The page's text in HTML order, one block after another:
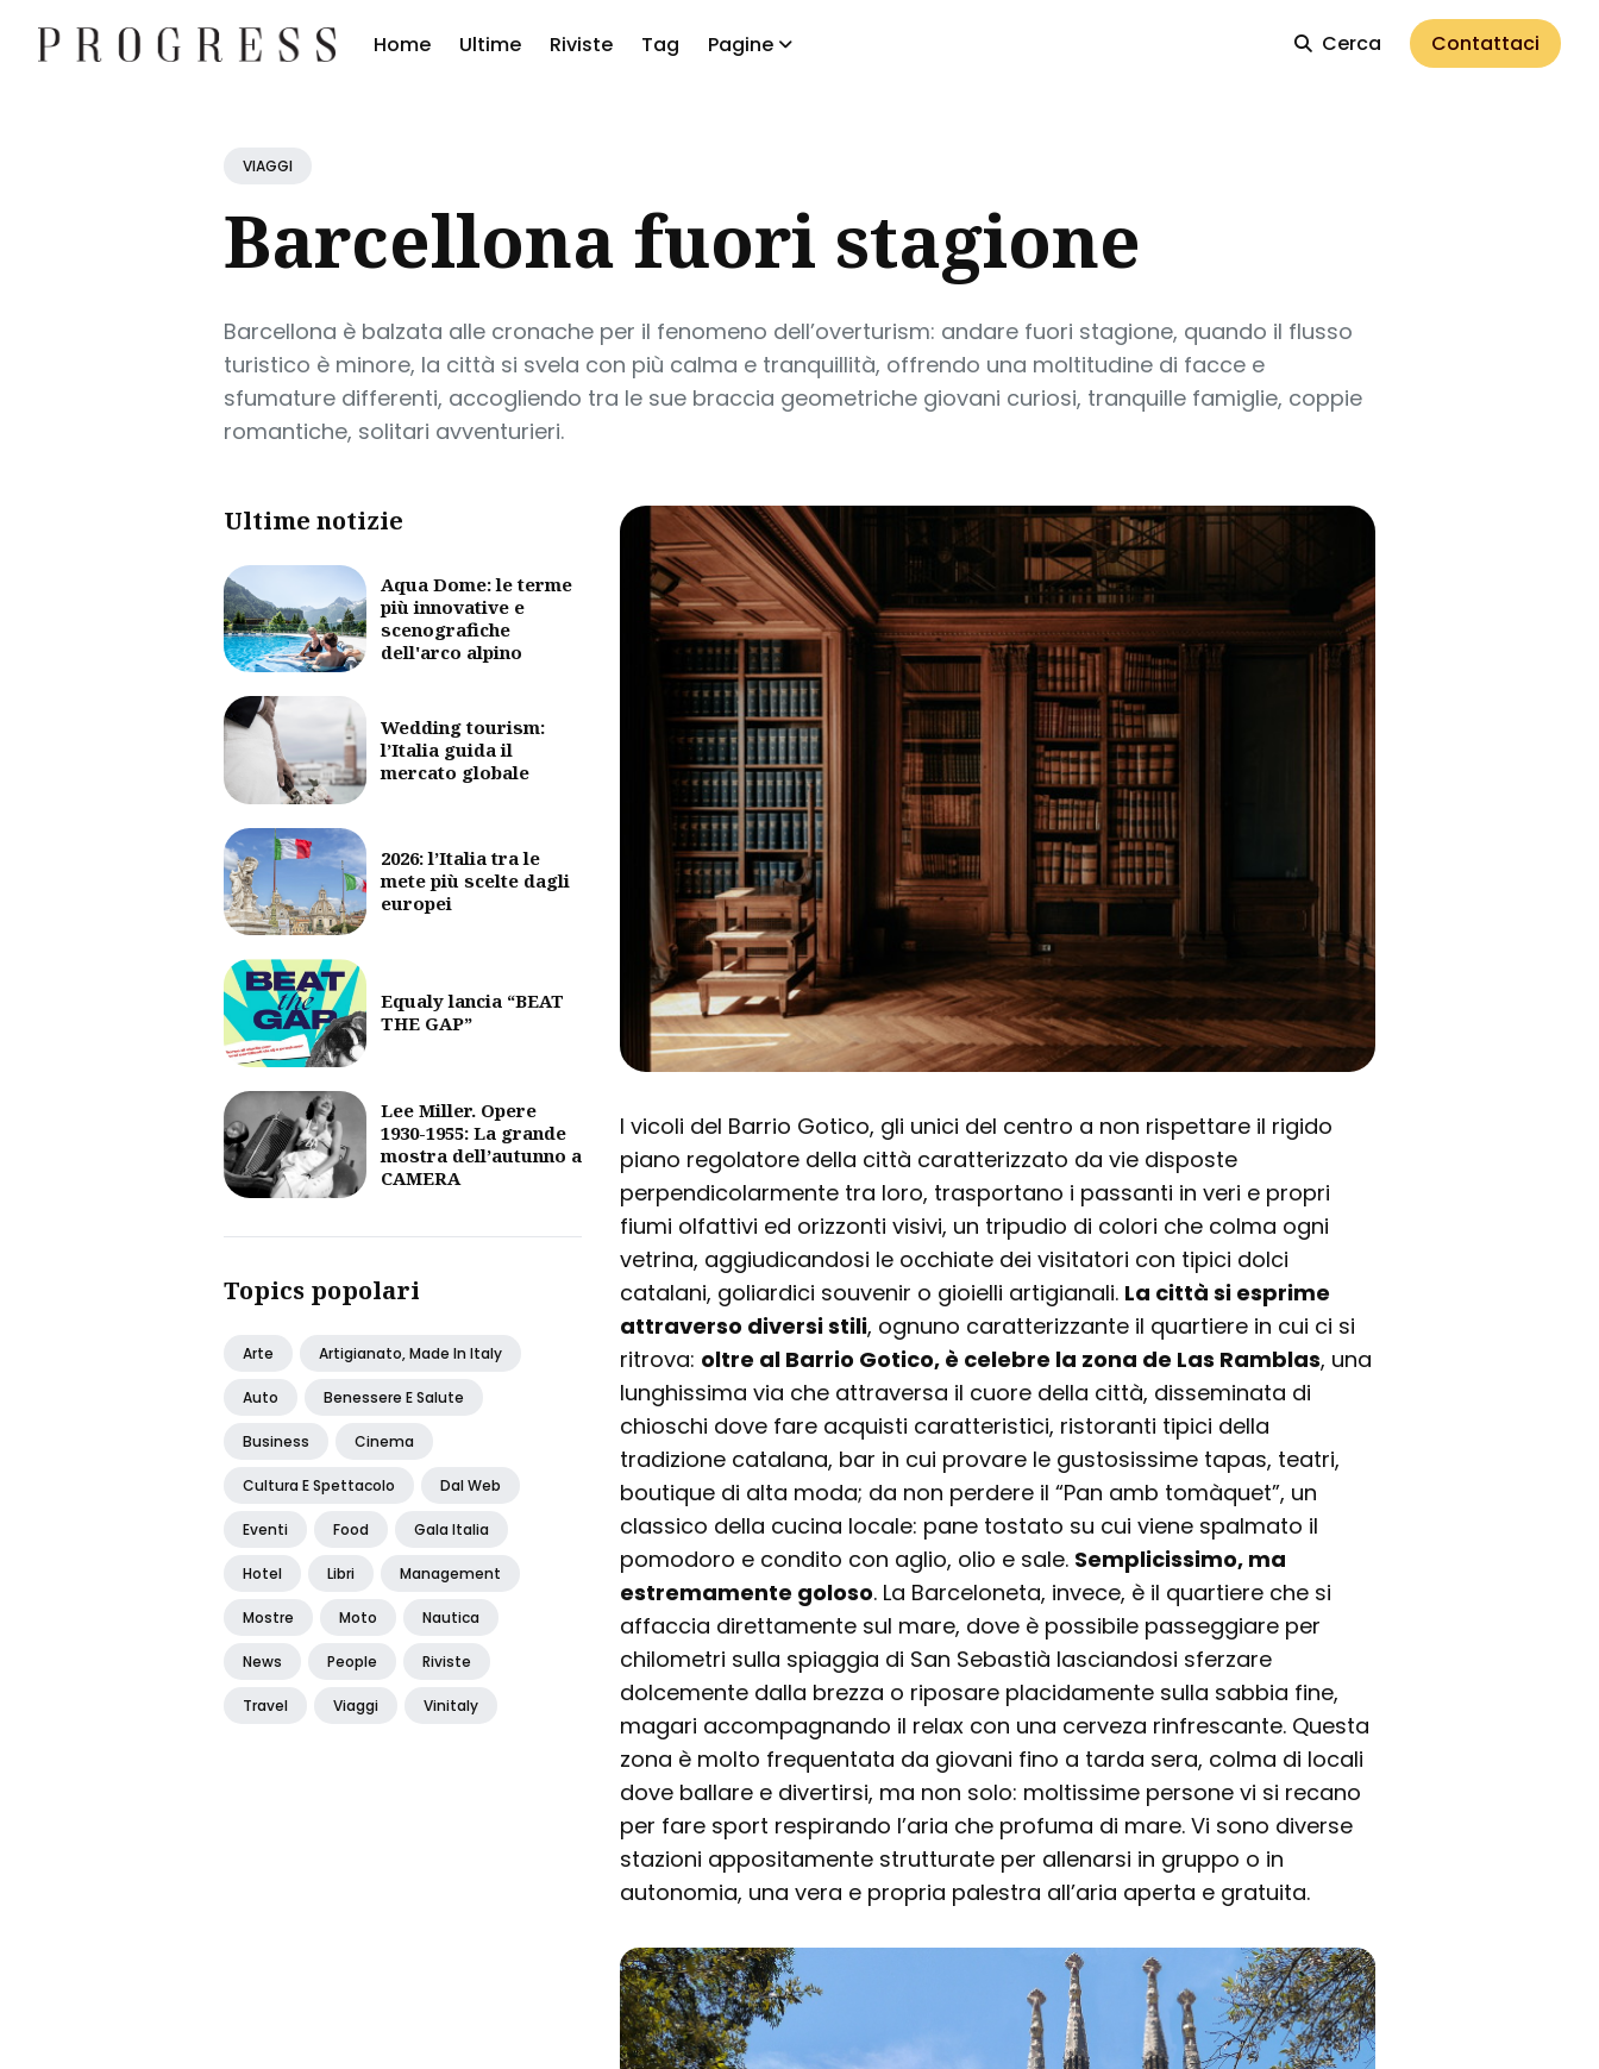
Home Ultime Riviste Tag Pagine Cerca Contattaci
VIAGGI
Barcellona fuori stagione
Barcellona è balzata alle cronache per il fenomeno dell’overturism: andare fuori stagione, quando il flusso
turistico è minore, la città si svela con più calma e tranquillità, offrendo una moltitudine di facce e
sfumature differenti, accogliendo tra le sue braccia geometriche giovani curiosi, tranquille famiglie, coppie
romantiche, solitari avventurieri.
Ultime notizie
Aqua Dome: le terme
più innovative e
scenografiche
dell'arco alpino
Wedding tourism:
l’Italia guida il
mercato globale
2026: l’Italia tra le
mete più scelte dagli
europei
Equaly lancia “BEAT
THE GAP”
Lee Miller. Opere
1930-1955: La grande
mostra dell’autunno a
CAMERA
Topics popolari
Arte Artigianato, Made In Italy
Auto Benessere E Salute
Business Cinema
Cultura E Spettacolo Dal Web
Eventi Food Gala Italia
Hotel Libri Management
Mostre Moto Nautica
News People Riviste
Travel Viaggi Vinitaly
I vicoli del Barrio Gotico, gli unici del centro a non rispettare il rigido
piano regolatore della città caratterizzato da vie disposte
perpendicolarmente tra loro, trasportano i passanti in veri e propri
fiumi olfattivi ed orizzonti visivi, un tripudio di colori che colma ogni
vetrina, aggiudicandosi le occhiate dei visitatori con tipici dolci
catalani, goliardici souvenir o gioielli artigianali. La città si esprime
attraverso diversi stili, ognuno caratterizzante il quartiere in cui ci si
ritrova: oltre al Barrio Gotico, è celebre la zona de Las Ramblas, una
lunghissima via che attraversa il cuore della città, disseminata di
chioschi dove fare acquisti caratteristici, ristoranti tipici della
tradizione catalana, bar in cui provare le gustosissime tapas, teatri,
boutique di alta moda; da non perdere il “Pan amb tomàquet”, un
classico della cucina locale: pane tostato su cui viene spalmato il
pomodoro e condito con aglio, olio e sale. Semplicissimo, ma
estremamente goloso. La Barceloneta, invece, è il quartiere che si
affaccia direttamente sul mare, dove è possibile passeggiare per
chilometri sulla spiaggia di San Sebastià lasciandosi sferzare
dolcemente dalla brezza o riposare placidamente sulla sabbia fine,
magari accompagnando il relax con una cerveza rinfrescante. Questa
zona è molto frequentata da giovani fino a tarda sera, colma di locali
dove ballare e divertirsi, ma non solo: moltissime persone vi si recano
per fare sport respirando l’aria che profuma di mare. Vi sono diverse
stazioni appositamente strutturate per allenarsi in gruppo o in
autonomia, una vera e propria palestra all’aria aperta e gratuita.